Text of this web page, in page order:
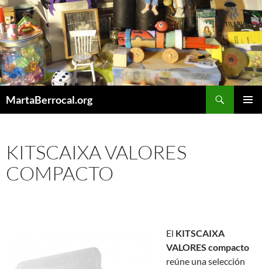
Saltar
al
contenido
MartaBerrocal.org
KITSCAIXA VALORES
COMPACTO
El KITSCAIXA
VALORES compacto
reúne una selección